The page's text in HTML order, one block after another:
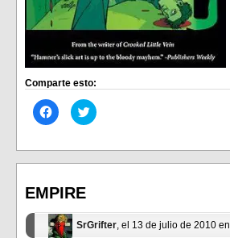
Comparte esto:
Haz
clic
en
(Se
en
una
nueva)
Haz
clic
en
(Se
nueva)
EMPIRE
SrGrifter, el 13 de julio de 2010 en